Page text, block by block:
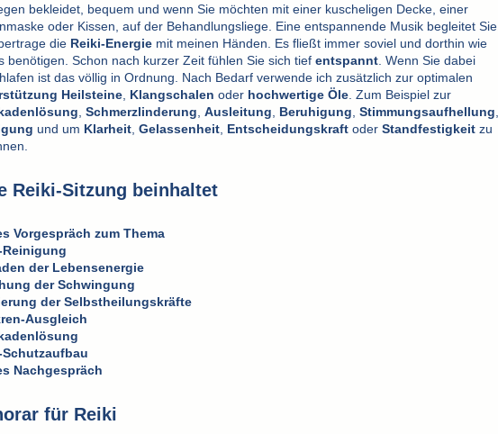
bekleidet, bequem und wenn Sie möchten mit einer kuscheligen Decke, einer
oder Kissen, auf der Behandlungsliege. Eine entspannende Musik begleitet Sie.
die Reiki-Energiemit meinen Händen. Es fließt immer soviel und dorthin wie
benötigen. Schon nach kurzer Zeit fühlen Sie sich tief entspannt. Wenn Sie dabei
ist das völlig in Ordnung. Nach Bedarf verwende ich zusätzlich zur optimalen
Heilsteine, Klangschalen oder hochwertige Öle. Zum Beispiel zur
Schmerzlinderung Ausleitung Beruhigung Stimmungsaufhellung
und um Klarheit, Gelassenheit, Entscheidungskraftoder Standfestigkeitzu
Reiki-Sitzung beinhaltet
Vorgespräch zum Thema
Reinigung
der Lebensenergie
der Schwingung
der Selbstheilungskräfte
Ausgleich
Schutzaufbau
Nachgespräch
für Reiki